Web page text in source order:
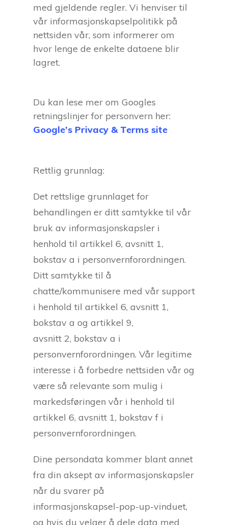
med gjeldende regler. Vi henviser til
vår informasjonskapselpolitikk på
nettsiden vår, som informerer om
hvor lenge de enkelte dataene blir
lagret.
Du kan lese mer om Googles
retningslinjer for personvern her:
Google’s Privacy & Terms site
Rettlig grunnlag:
Det rettslige grunnlaget for
behandlingen er ditt samtykke til vår
bruk av informasjonskapsler i
henhold til artikkel 6, avsnitt 1,
bokstav a i personvernforordningen.
Ditt samtykke til å
chatte/kommunisere med vår support
i henhold til artikkel 6, avsnitt 1,
bokstav a og artikkel 9,
avsnitt 2, bokstav a i
personvernforordningen. Vår legitime
interesse i å forbedre nettsiden vår og
være så relevante som mulig i
markedsføringen vår i henhold til
artikkel 6, avsnitt 1, bokstav f i
personvernforordningen.
Dine persondata kommer blant annet
fra din aksept av informasjonskapsler
når du svarer på
informasjonskapsel-pop-up-vinduet,
og hvis du velger å dele data med